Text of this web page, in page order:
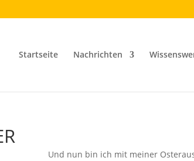
Startseite Nachrichten
Und nun bin ich mit meiner